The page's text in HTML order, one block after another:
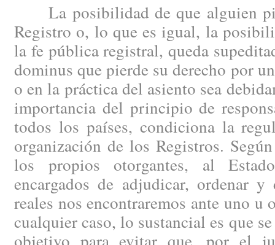
La posibilidad de que alguien
Registro o, lo que es igual, la
la fe pública registral, queda
dominus que pierde su derecho por
o en la práctica del asiento sea
importancia del principio de
todos los países, condiciona la
organización de los Registros.
los propios otorgantes, al
encargados de adjudicar, ordenar
reales nos encontraremos ante uno u
cualquier caso, lo sustancial es que
objetivo para evitar que, por el